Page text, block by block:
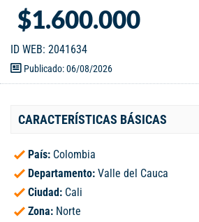
$1.600.000
ID WEB: 2041634
Publicado: 06/08/2026
CARACTERÍSTICAS BÁSICAS
País: Colombia
Departamento: Valle del Cauca
Ciudad: Cali
Zona: Norte